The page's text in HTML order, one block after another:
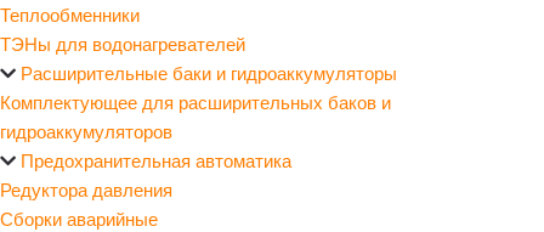
Теплообменники
ТЭНы для водонагревателей
Расширительные баки и гидроаккумуляторы
Комплектующее для расширительных баков и
гидроаккумуляторов
Предохранительная автоматика
Редуктора давления
Сборки аварийные